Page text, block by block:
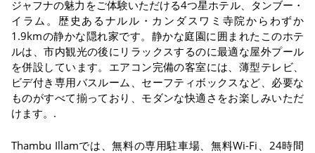
ジャフナの魅力をご体験いただける4つ星ホテル、タンブー・
イラム。歴史あるナルル・カンダスワミ寺院からわずか
1.9kmの静かな隠れ家です。静かな庭園に囲まれたこのホテ
ルは、市内観光の後にリラックスするのに最適な屋外プール
を併設しています。エアコン完備の客室には、薄型テレビ、
ビデ付き専用バスルーム、セーフティボックスなど、必要な
ものがすべて揃っており、モダンな快適さをお楽しみいただ
けます。.
Thambu Illamでは、無料の専用駐車場、無料Wi-Fi、24時間